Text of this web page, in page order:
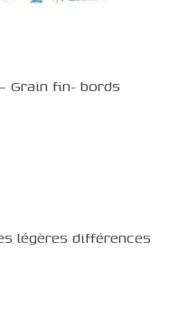
Grain fin- bords
légères différences